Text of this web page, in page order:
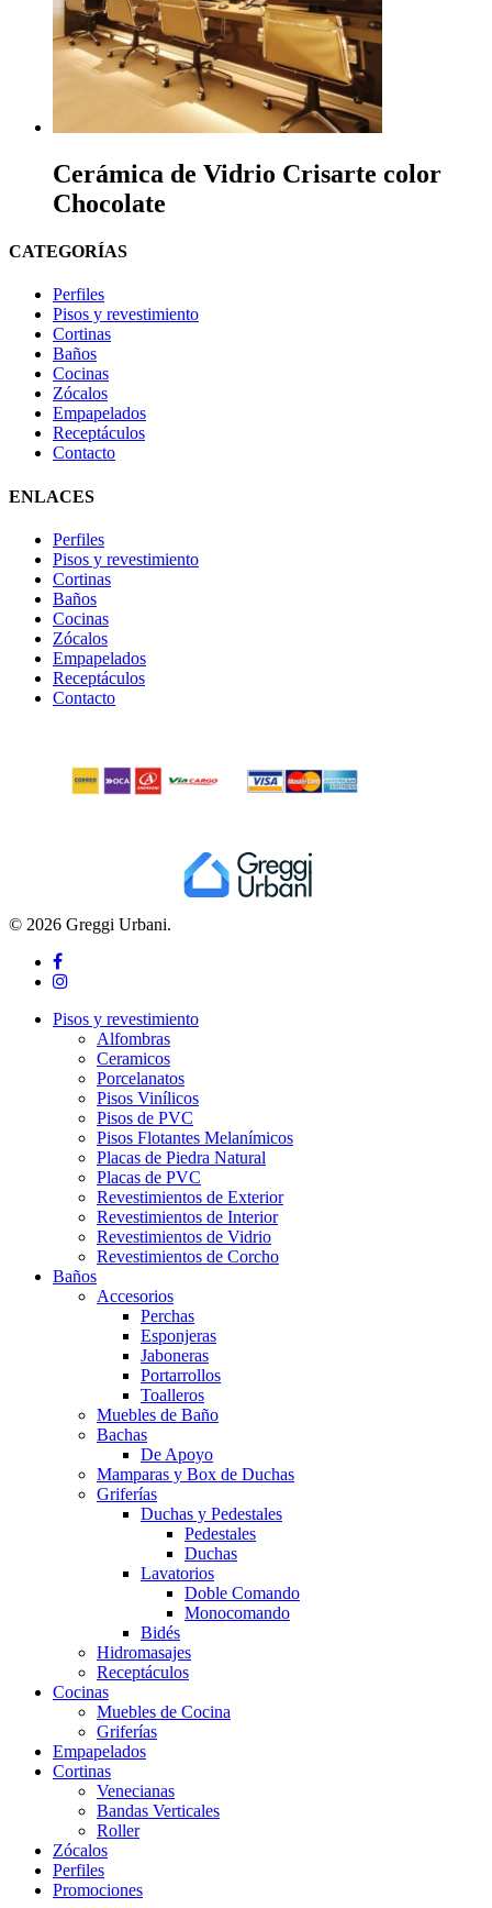
Cerámica de Vidrio Crisarte color
Chocolate
CATEGORÍAS
Perfiles
Pisos y revestimiento
Cortinas
Baños
Cocinas
Zócalos
Empapelados
Receptáculos
Contacto
ENLACES
Perfiles
Pisos y revestimiento
Cortinas
Baños
Cocinas
Zócalos
Empapelados
Receptáculos
Contacto
© 2026 Greggi Urbani.
facebook
instagram
Close
Pisos y revestimiento
Alfombras
Ceramicos
Porcelanatos
Pisos Vinílicos
Pisos de PVC
Pisos Flotantes Melanímicos
Placas de Piedra Natural
Placas de PVC
Revestimientos de Exterior
Revestimientos de Interior
Revestimientos de Vidrio
Revestimientos de Corcho
Baños
Accesorios
Perchas
Esponjeras
Jaboneras
Portarrollos
Toalleros
Muebles de Baño
Bachas
De Apoyo
Mamparas y Box de Duchas
Griferías
Duchas y Pedestales
Pedestales
Duchas
Lavatorios
Doble Comando
Monocomando
Bidés
Hidromasajes
Receptáculos
Cocinas
Muebles de Cocina
Griferías
Empapelados
Cortinas
Venecianas
Bandas Verticales
Roller
Zócalos
Perfiles
Promociones